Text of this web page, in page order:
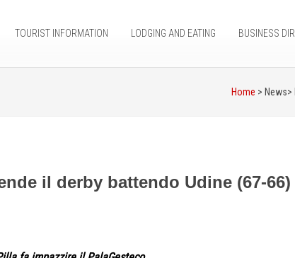
TOURIST INFORMATION LODGING AND EATING BUSINESS
Home > News>
il derby battendo Udine (67-66)